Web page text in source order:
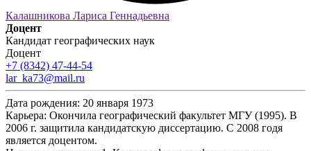
Калашникова Лариса Геннадьевна
Доцент
Кандидат географических наук
Доцент
+7 (8342) 47-44-54
lar_ka73@mail.ru
Дата рождения: 20 января 1973
Карьера: Окончила географический факультет МГУ (1995). В
2006 г. защитила кандидатскую диссертацию. С 2008 годя
является доцентом.